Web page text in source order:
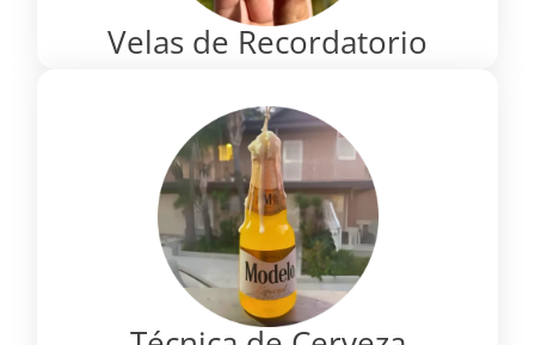
Velas de Recordatorio